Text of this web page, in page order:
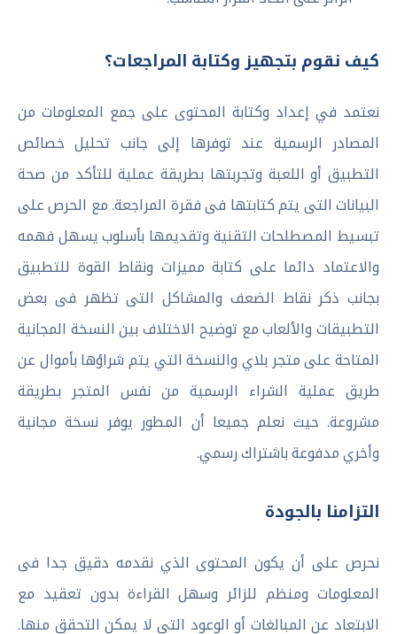
كيف نقوم بتجهيز وكتابة المراجعات؟
نعتمد في إعداد وكتابة المحتوى على جمع المعلومات من
المصادر الرسمية عند توفرها إلى جانب تحليل خصائص
التطبيق أو اللعبة وتجربتها بطريقة عملية للتأكد من صحة
البيانات التى يتم كتابتها فى فقرة المراجعة. مع الحرص على
تبسيط المصطلحات التقنية وتقديمها بأسلوب يسهل فهمه
والاعتماد دائما على كتابة مميزات ونقاط القوة للتطبيق
بجانب ذكر نقاط الضعف والمشاكل التى تظهر فى بعض
التطبيقات والألعاب مع توضيح الاختلاف بين النسخة المجانية
المتاحة على متجر بلاي والنسخة التي يتم شراؤها بأموال عن
طريق عملية الشراء الرسمية من نفس المتجر بطريقة
مشروعة. حيث نعلم جميعا أن المطور يوفر نسخة مجانية
وأخري مدفوعة باشتراك رسمي.
التزامنا بالجودة
نحرص على أن يكون المحتوى الذي نقدمه دقيق جدا فى
المعلومات ومنظم للزائر وسهل القراءة بدون تعقيد مع
الابتعاد عن المبالغات أو الوعود التي لا يمكن التحقق منها.